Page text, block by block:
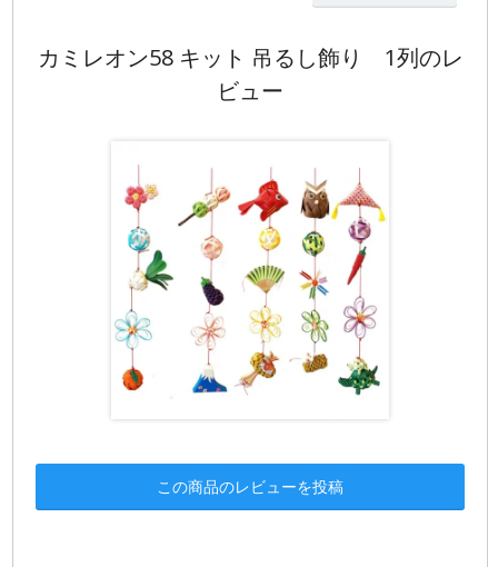
カミレオン58 キット 吊るし飾り 1列のレ
ビュー
この商品のレビューを投稿